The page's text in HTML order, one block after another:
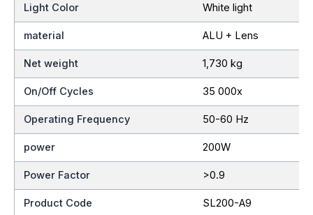
Light Color White light
material ALU + Lens
Net weight 1,730 kg
On/Off Cycles 35 000x
Operating Frequency 50-60 Hz
power 200W
Power Factor >0.9
Product Code SL200-A9